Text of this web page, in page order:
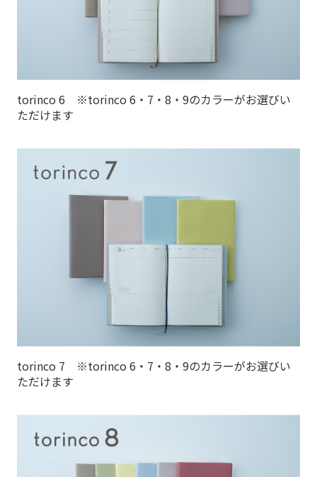
torinco 6 ※torinco 6・7・8・9のカラーがお選びい
ただけます
torinco 7 ※torinco 6・7・8・9のカラーがお選びい
ただけます